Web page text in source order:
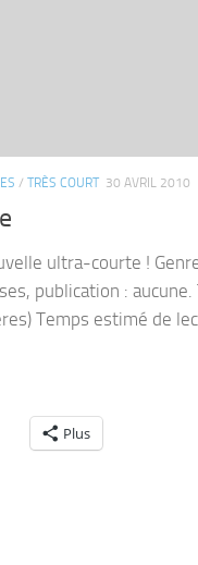
/ TRÈS COURT 30 AVRIL 2010
ultra-courte !
publication :
Temps estimé de
Plus